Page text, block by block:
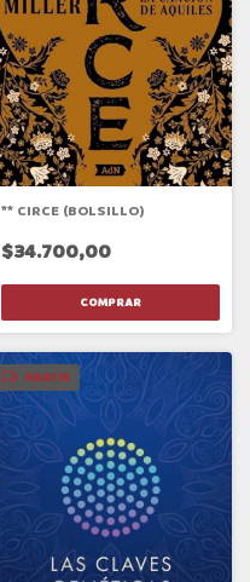
** CIRCE (BOLSILLO)
$34.700,00
GRATIS